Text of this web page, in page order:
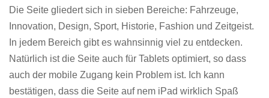
Die Seite gliedert sich in sieben Bereiche: Fahrzeuge,
Innovation, Design, Sport, Historie, Fashion und Zeitgeist.
In jedem Bereich gibt es wahnsinnig viel zu entdecken.
Natürlich ist die Seite auch für Tablets optimiert, so dass
auch der mobile Zugang kein Problem ist. Ich kann
bestätigen, dass die Seite auf nem iPad wirklich Spaß